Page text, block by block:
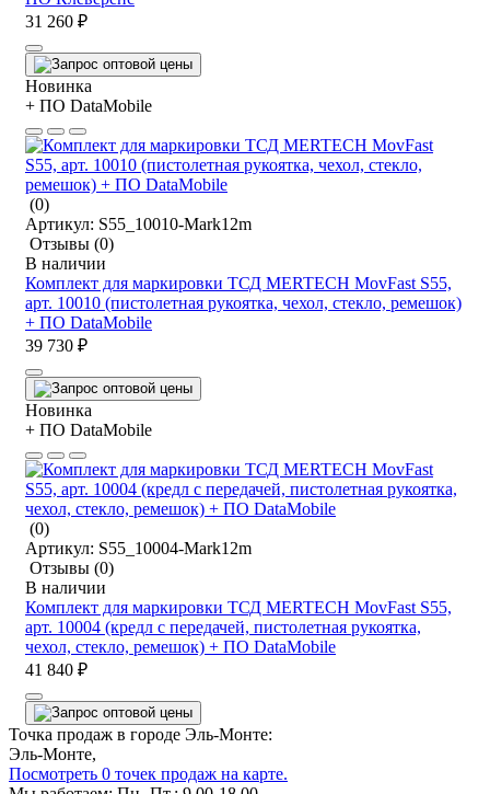
31 260 ₽
Новинка
+ ПО DataMobile
(0)
Артикул: S55_10010-Mark12m
Отзывы (0)
В наличии
Комплект для маркировки ТСД MERTECH MovFast S55,
арт. 10010 (пистолетная рукоятка, чехол, стекло, ремешок)
+ ПО DataMobile
39 730 ₽
Новинка
+ ПО DataMobile
(0)
Артикул: S55_10004-Mark12m
Отзывы (0)
В наличии
Комплект для маркировки ТСД MERTECH MovFast S55,
арт. 10004 (кредл с передачей, пистолетная рукоятка,
чехол, стекло, ремешок) + ПО DataMobile
41 840 ₽
Точка продаж в городе Эль-Монте:
Эль-Монте,
Посмотреть 0 точек продаж на карте.